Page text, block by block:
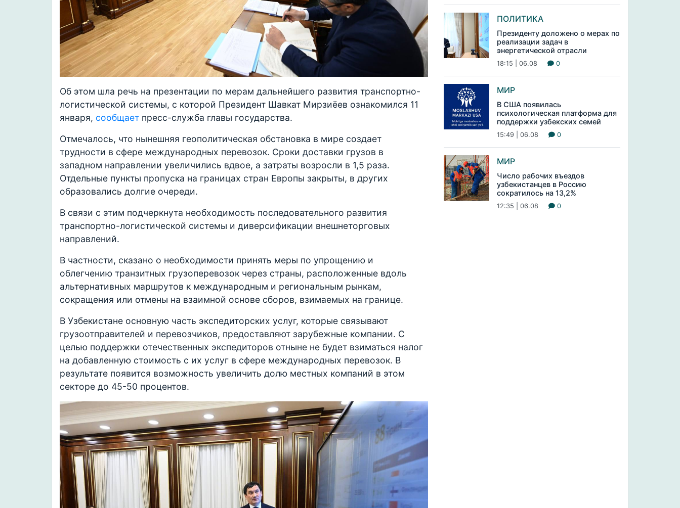
Об этом шла речь на презентации по мерам дальнейшего развития транспортно-
логистической системы, с которой Президент Шавкат Мирзиёев ознакомился 11
января, сообщает пресс-служба главы государства.
Отмечалось, что нынешняя геополитическая обстановка в мире создает
трудности в сфере международных перевозок. Сроки доставки грузов в
западном направлении увеличились вдвое, а затраты возросли в 1,5 раза.
Отдельные пункты пропуска на границах стран Европы закрыты, в других
образовались долгие очереди.
В связи с этим подчеркнута необходимость последовательного развития
транспортно-логистической системы и диверсификации внешнеторговых
направлений.
В частности, сказано о необходимости принять меры по упрощению и
облегчению транзитных грузоперевозок через страны, расположенные вдоль
альтернативных маршрутов к международным и региональным рынкам,
сокращения или отмены на взаимной основе сборов, взимаемых на границе.
В Узбекистане основную часть экспедиторских услуг, которые связывают
грузоотправителей и перевозчиков, предоставляют зарубежные компании. С
целью поддержки отечественных экспедиторов отныне не будет взиматься налог
на добавленную стоимость с их услуг в сфере международных перевозок. В
результате появится возможность увеличить долю местных компаний в этом
секторе до 45-50 процентов.
ПОЛИТИКА
Президенту доложено о мерах по
реализации задач в
энергетической отрасли
18:15 | 06.08 0
МИР
В США появилась
психологическая платформа для
поддержки узбекских семей
15:49 | 06.08 0
МИР
Число рабочих въездов
узбекистанцев в Россию
сократилось на 13,2%
12:35 | 06.08 0